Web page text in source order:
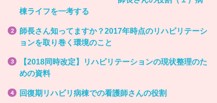
棟ライフを一考する
師長さん知ってますか？2017年時点のリハビリテーシ
ョンを取り巻く環境のこと
【2018同時改定】リハビリテーションの現状整理のた
めの資料
回復期リハビリ病棟での看護師さんの役割